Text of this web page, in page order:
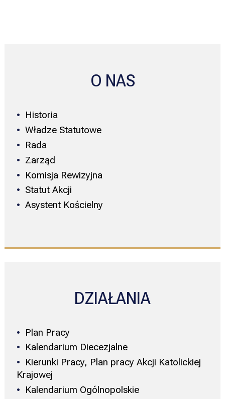
O NAS
Historia
Władze Statutowe
Rada
Zarząd
Komisja Rewizyjna
Statut Akcji
Asystent Kościelny
DZIAŁANIA
Plan Pracy
Kalendarium Diecezjalne
Kierunki Pracy, Plan pracy Akcji Katolickiej
Krajowej
Kalendarium Ogólnopolskie